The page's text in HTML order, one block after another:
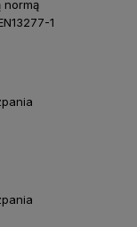
normą
1